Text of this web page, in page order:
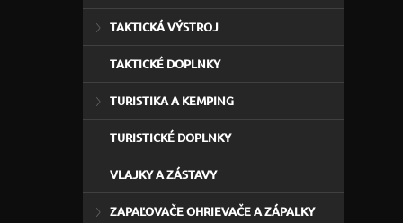
TAKTICKÁ VÝSTROJ
TAKTICKÉ DOPLNKY
TURISTIKA A KEMPING
TURISTICKÉ DOPLNKY
VLAJKY A ZÁSTAVY
ZAPAĽOVAČE OHRIEVAČE A ZÁPALKY